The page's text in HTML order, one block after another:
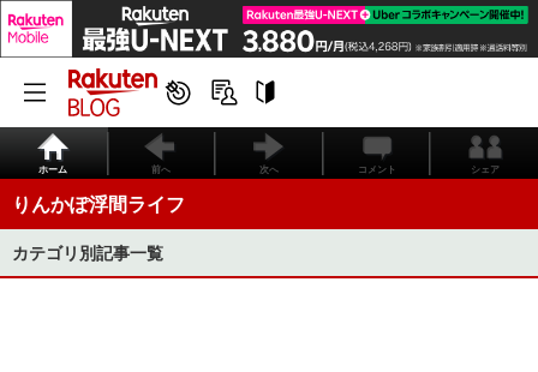
ホーム 前へ 次へ コメント シェア
りんかぽ浮間ライフ
カテゴリ別記事一覧